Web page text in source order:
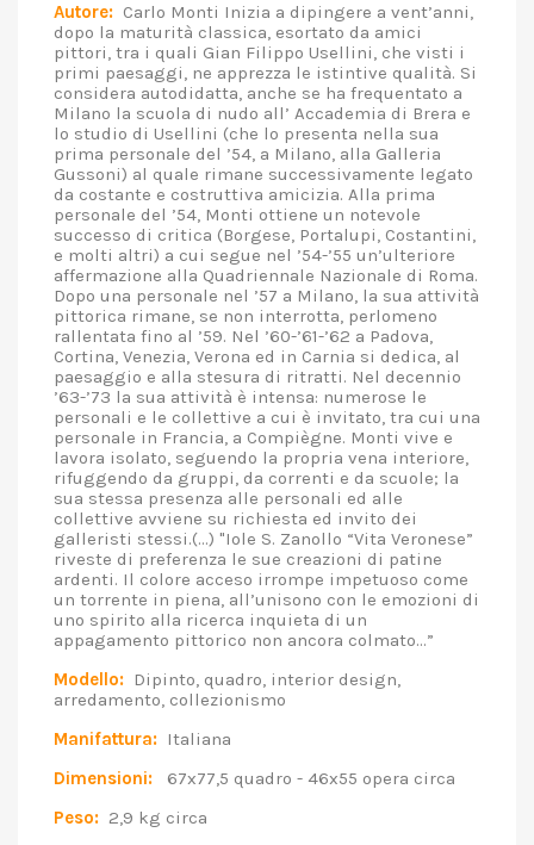
Autore: Carlo Monti Inizia a dipingere a vent’anni,
dopo la maturità classica, esortato da amici
pittori, tra i quali Gian Filippo Usellini, che visti i
primi paesaggi, ne apprezza le istintive qualità. Si
considera autodidatta, anche se ha frequentato a
Milano la scuola di nudo all’ Accademia di Brera e
lo studio di Usellini (che lo presenta nella sua
prima personale del ’54, a Milano, alla Galleria
Gussoni) al quale rimane successivamente legato
da costante e costruttiva amicizia. Alla prima
personale del ’54, Monti ottiene un notevole
successo di critica (Borgese, Portalupi, Costantini,
e molti altri) a cui segue nel ’54-’55 un’ulteriore
affermazione alla Quadriennale Nazionale di Roma.
Dopo una personale nel ’57 a Milano, la sua attività
pittorica rimane, se non interrotta, perlomeno
rallentata fino al ’59. Nel ’60-’61-’62 a Padova,
Cortina, Venezia, Verona ed in Carnia si dedica, al
paesaggio e alla stesura di ritratti. Nel decennio
’63-’73 la sua attività è intensa: numerose le
personali e le collettive a cui è invitato, tra cui una
personale in Francia, a Compiègne. Monti vive e
lavora isolato, seguendo la propria vena interiore,
rifuggendo da gruppi, da correnti e da scuole; la
sua stessa presenza alle personali ed alle
collettive avviene su richiesta ed invito dei
galleristi stessi.(...) "Iole S. Zanollo “Vita Veronese”
riveste di preferenza le sue creazioni di patine
ardenti. Il colore acceso irrompe impetuoso come
un torrente in piena, all’unisono con le emozioni di
uno spirito alla ricerca inquieta di un
appagamento pittorico non ancora colmato…”
Modello: Dipinto, quadro, interior design,
arredamento, collezionismo
Manifattura: Italiana
Dimensioni: 67x77,5 quadro - 46x55 opera circa
Peso: 2,9 kg circa